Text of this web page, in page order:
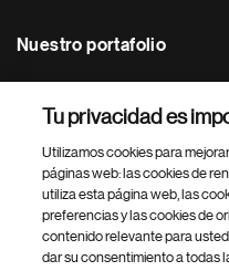
Nuestro portafolio
Footer Site Search
Tu privacidad es
Utilizamos cookies para
páginas web: las cookies de
utiliza esta página web, las
preferencias y las cookies de
contenido relevante para
dar su consentimiento a todas